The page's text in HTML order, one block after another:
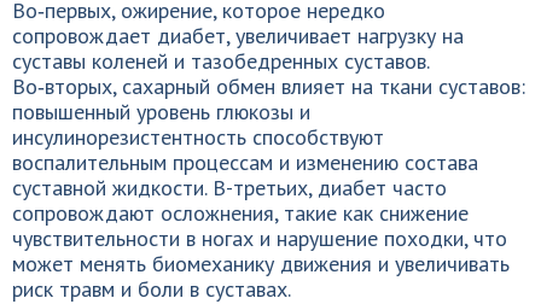
Во‑первых, ожирение, которое нередко
сопровождает диабет, увеличивает нагрузку на
суставы коленей и тазобедренных суставов.
Во‑вторых, сахарный обмен влияет на ткани суставов:
повышенный уровень глюкозы и
инсулинорезистентность способствуют
воспалительным процессам и изменению состава
суставной жидкости. В-третьих, диабет часто
сопровождают осложнения, такие как снижение
чувствительности в ногах и нарушение походки, что
может менять биомеханику движения и увеличивать
риск травм и боли в суставах.